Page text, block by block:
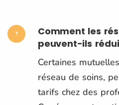
Comment les
peuvent-ils
Certaines
réseau de soins,
tarifs chez des